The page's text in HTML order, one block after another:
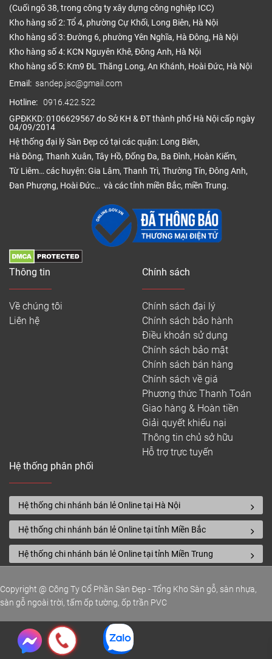
(Cuối ngõ 38, trong công ty xây dựng công nghiệp ICC)
Kho hàng số 2: Tổ 4, phường Cự Khối, Long Biên, Hà Nội
Kho hàng số 3: Đường 6, phường Yên Nghĩa, Hà Đông, Hà Nội
Kho hàng số 4: KCN Nguyên Khê, Đông Anh, Hà Nội
Kho hàng số 5: Km9 ĐL Thăng Long, An Khánh, Hoài Đức, Hà Nội
Email: sandep.jsc@gmail.com
Hotline: 0916.422.522
GPĐKKD: 0106629567 do Sở KH & ĐT thành phố Hà Nội cấp ngày
04/09/2014
Hệ thống đại lý Sàn Đẹp có tại các quận: Long Biên,
Hà Đông, Thanh Xuân, Tây Hồ, Đống Đa, Ba Đình, Hoàn Kiếm,
Từ Liêm… các huyện: Gia Lâm, Thanh Trì, Thường Tín, Đông Anh,
Đan Phượng, Hoài Đức… và các tỉnh miền Bắc, miền Trung.
Thông tin
Về chúng tôi
Liên hệ
Chính sách
Chính sách đại lý
Chính sách bảo hành
Điều khoản sử dụng
Chính sách bảo mật
Chính sách bán hàng
Chính sách về giá
Phương thức Thanh Toán
Giao hàng & Hoàn tiền
Giải quyết khiếu nại
Thông tin chủ sở hữu
Hỗ trợ trực tuyến
Hệ thống phân phối
Hệ thống chi nhánh bán lẻ Online tại Hà Nội
Hệ thống chi nhánh bán lẻ Online tại tỉnh Miền Bắc
Hệ thống chi nhánh bán lẻ Online tại tỉnh Miền Trung
Copyright @ Công Ty Cổ Phần Sàn Đẹp - Tổng Kho Sàn gỗ, sàn nhựa,
sàn gỗ ngoài trời, tấm ốp tường, ốp trần PVC